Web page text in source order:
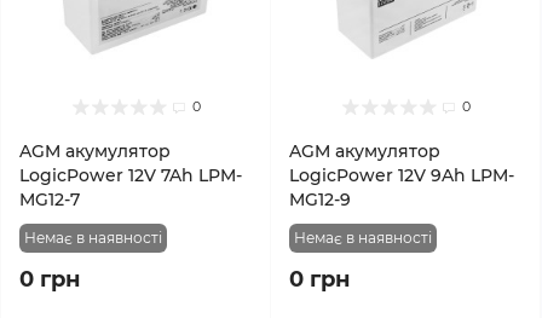
0
AGM акумулятор
LogicPower 12V 7Ah LPM-
MG12-7
Немає в наявності
0 грн
0
AGM акумулятор
LogicPower 12V 9Ah LPM-
MG12-9
Немає в наявності
0 грн